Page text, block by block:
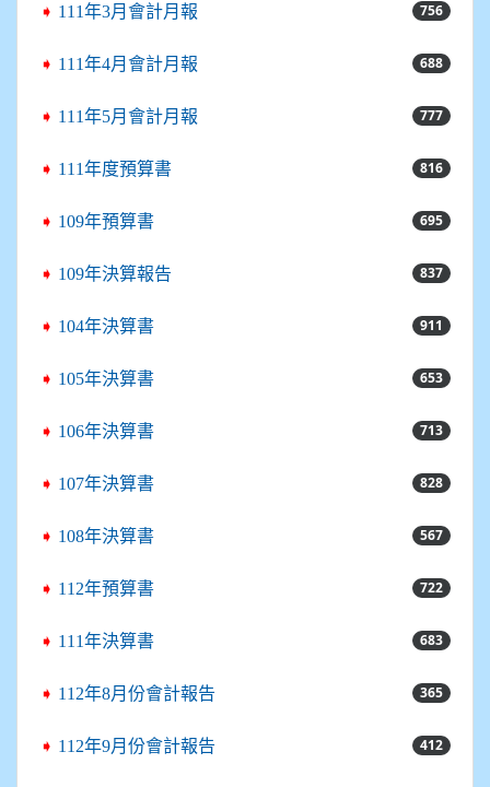
➧ 111年3月會計月報 756
➧ 111年4月會計月報 688
➧ 111年5月會計月報 777
➧ 111年度預算書 816
➧ 109年預算書 695
➧ 109年決算報告 837
➧ 104年決算書 911
➧ 105年決算書 653
➧ 106年決算書 713
➧ 107年決算書 828
➧ 108年決算書 567
➧ 112年預算書 722
➧ 111年決算書 683
➧ 112年8月份會計報告 365
➧ 112年9月份會計報告 412